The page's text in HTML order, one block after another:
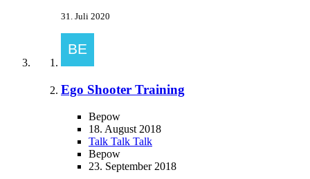
31. Juli 2020
Ego Shooter Training
Bepow
18. August 2018
Talk Talk Talk
Bepow
23. September 2018